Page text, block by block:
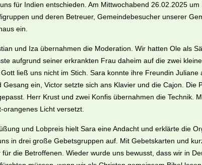
für Indien entschieden. Am Mittwochabend 26.02.2025
und deren Betreuer, Gemeindebesucher unserer
ein.
und Iza übernahmen die Moderation. Wir hatten Ole als
aufgrund seiner erkrankten Frau daheim auf die zwei
ließ uns nicht im Stich. Sara konnte ihre Freundin
Gesang ein, Victor setzte sich ans Klavier und die Cajon. Die
Herr Krust und zwei Konfis übernahmen die Technik.
orangenes Licht versetzt.
und Lobpreis hielt Sara eine Andacht und erklärte die
in drei große Gebetsgruppen auf. Mit Gebetskarten und
für die Betroffenen. Wieder wurde uns bewusst, dass wir in